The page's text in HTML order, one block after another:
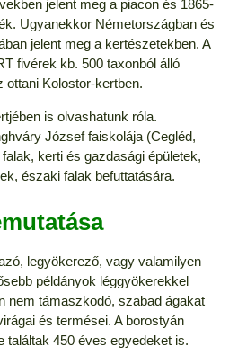
jelent meg a piacon és 1865-
Ugyanekkor Németországban és
jelent meg a kertészetekben. A
fivérek kb. 500 taxonból álló
ottani Kolostor-kertben.
is olvashatunk róla.
József faiskolája (Cegléd,
kerti és gazdasági épületek,
északi falak befuttatására.
legyökerező, vagy valamilyen
példányok léggyökerekkel
nem támaszkodó, szabad ágakat
és termései. A borostyán
találtak 450 éves egyedeket is.